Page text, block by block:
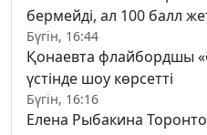
бермейді, ал 100 балл
Бүгін, 16:44
Қонаевта флайбордшы
үстінде шоу көрсетті
Бүгін, 16:16
Елена Рыбакина